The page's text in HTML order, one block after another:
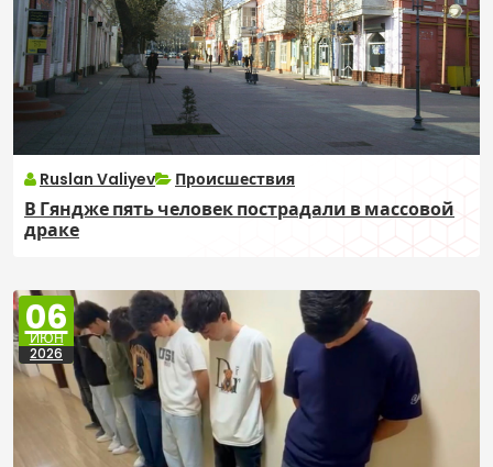
Ruslan Valiyev Происшествия
В Гяндже пять человек пострадали в массовой
драке
06
ИЮН
2026